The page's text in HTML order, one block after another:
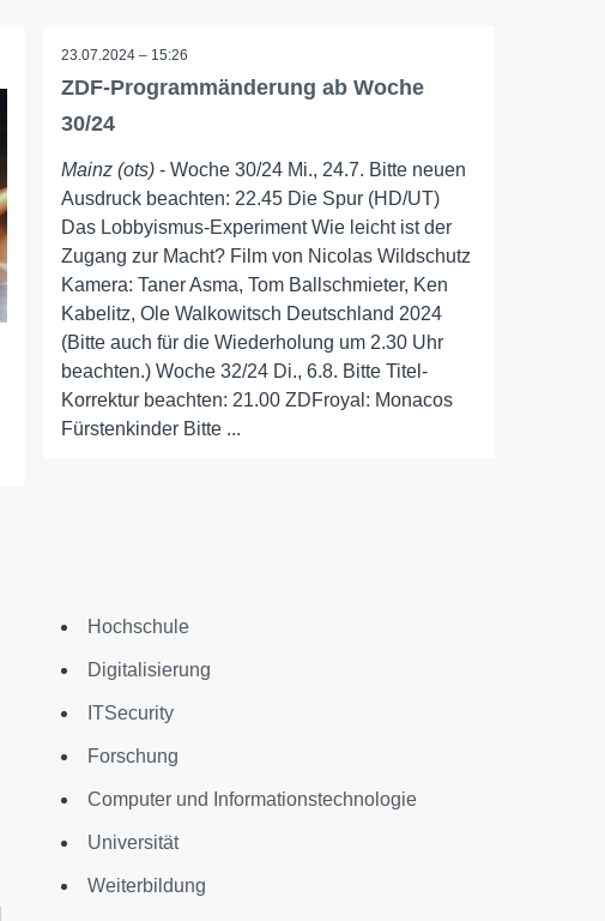
23.07.2024 – 15:26
ZDF-Programmänderung ab Woche
30/24
Mainz (ots) - Woche 30/24 Mi., 24.7. Bitte neuen
Ausdruck beachten: 22.45 Die Spur (HD/UT)
Das Lobbyismus-Experiment Wie leicht ist der
Zugang zur Macht? Film von Nicolas Wildschutz
Kamera: Taner Asma, Tom Ballschmieter, Ken
Kabelitz, Ole Walkowitsch Deutschland 2024
(Bitte auch für die Wiederholung um 2.30 Uhr
beachten.) Woche 32/24 Di., 6.8. Bitte Titel-
Korrektur beachten: 21.00 ZDFroyal: Monacos
Fürstenkinder Bitte ...
Hochschule
Digitalisierung
ITSecurity
Forschung
Computer und Informationstechnologie
Universität
Weiterbildung